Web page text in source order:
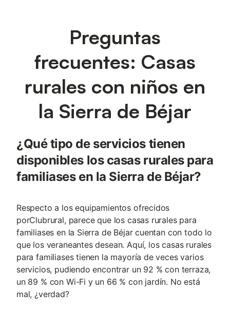
Preguntas
frecuentes: Casas
rurales con niños en
la Sierra de Béjar
¿Qué tipo de servicios tienen
disponibles los casas rurales para
familiases en la Sierra de Béjar?
Respecto a los equipamientos ofrecidos
porClubrural, parece que los casas rurales para
familiases en la Sierra de Béjar cuentan con todo lo
que los veraneantes desean. Aquí, los casas rurales
para familiases tienen la mayoría de veces varios
servicios, pudiendo encontrar un 92 % con terraza,
un 89 % con Wi-Fi y un 66 % con jardín. No está
mal, ¿verdad?